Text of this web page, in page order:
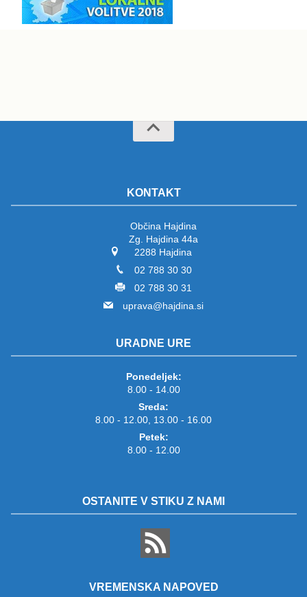
KONTAKT
Občina Hajdina
Zg. Hajdina 44a
2288 Hajdina
02 788 30 30
02 788 30 31
uprava@hajdina.si
URADNE URE
Ponedeljek:
8.00 - 14.00
Sreda:
8.00 - 12.00, 13.00 - 16.00
Petek:
8.00 - 12.00
OSTANITE V STIKU Z NAMI
VREMENSKA NAPOVED